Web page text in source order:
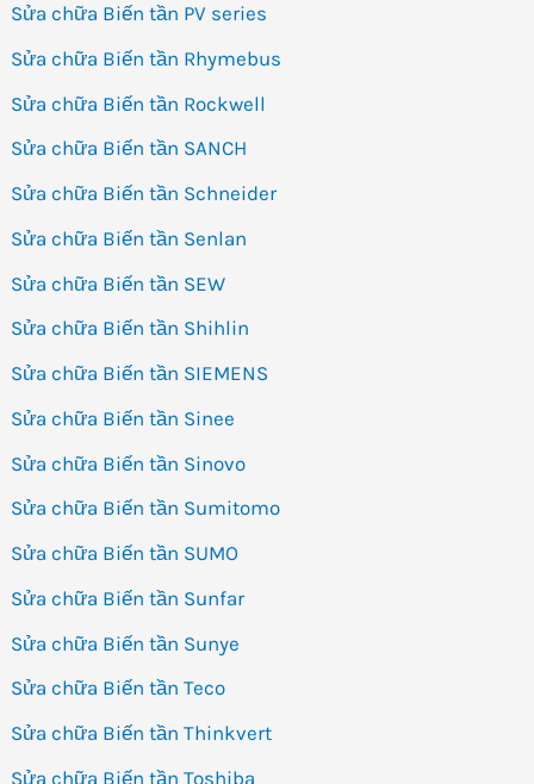
Sửa chữa Biến tần PV series
Sửa chữa Biến tần Rhymebus
Sửa chữa Biến tần Rockwell
Sửa chữa Biến tần SANCH
Sửa chữa Biến tần Schneider
Sửa chữa Biến tần Senlan
Sửa chữa Biến tần SEW
Sửa chữa Biến tần Shihlin
Sửa chữa Biến tần SIEMENS
Sửa chữa Biến tần Sinee
Sửa chữa Biến tần Sinovo
Sửa chữa Biến tần Sumitomo
Sửa chữa Biến tần SUMO
Sửa chữa Biến tần Sunfar
Sửa chữa Biến tần Sunye
Sửa chữa Biến tần Teco
Sửa chữa Biến tần Thinkvert
Sửa chữa Biến tần Toshiba